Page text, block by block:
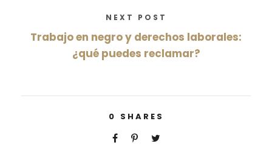
NEXT POST
Trabajo en negro y derechos laborales:
¿qué puedes reclamar?
0 SHARES